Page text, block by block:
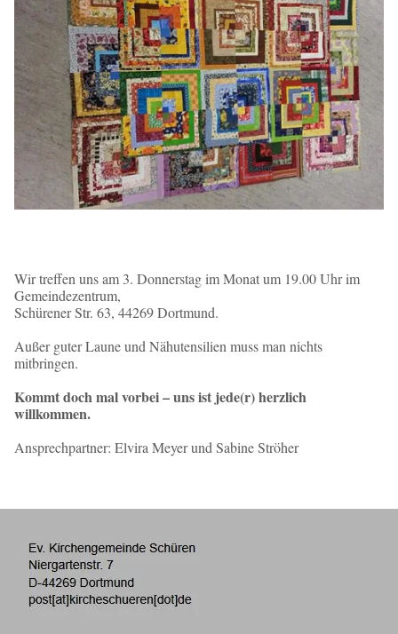
Wir treffen uns am 3. Donnerstag im Monat um 19.00 Uhr im
Gemeindezentrum,
Schürener Str. 63, 44269 Dortmund.
Außer guter Laune und Nähutensilien muss man nichts
mitbringen.
Kommt doch mal vorbei – uns ist jede(r) herzlich
willkommen.
Ansprechpartner: Elvira Meyer und Sabine Ströher